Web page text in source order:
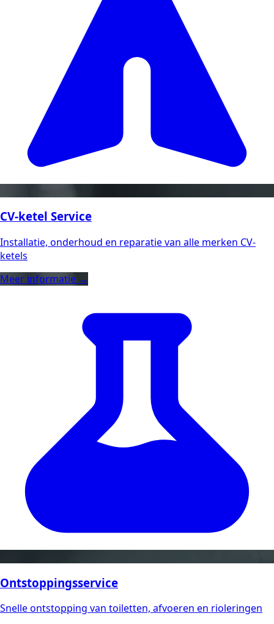
CV-ketel Service
Installatie, onderhoud en reparatie van alle merken CV-
ketels
Meer informatie →
Ontstoppingsservice
Snelle ontstopping van toiletten, afvoeren en rioleringen